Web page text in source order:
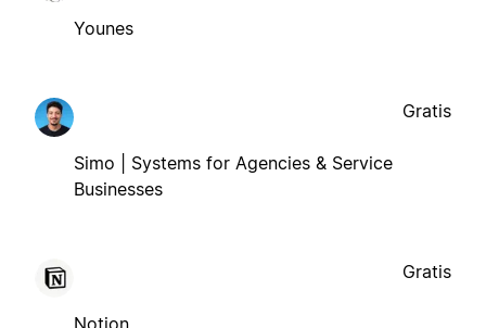
Younes
Simo | Systems for Agencies & Service
Businesses
Gratis
Gratis